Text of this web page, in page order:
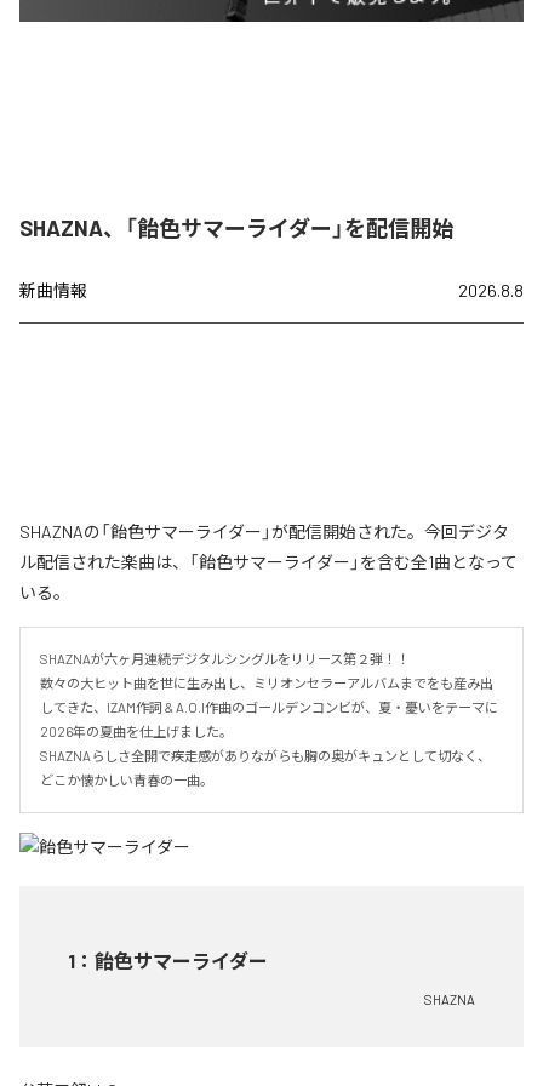
SHAZNA、「飴色サマーライダー」を配信開始
新曲情報 2026.8.8
SHAZNAの「飴色サマーライダー」が配信開始された。今回デジタ
ル配信された楽曲は、「飴色サマーライダー」を含む全1曲となって
いる。
SHAZNAが六ヶ月連続デジタルシングルをリリース第２弾！！
数々の大ヒット曲を世に生み出し、ミリオンセラーアルバムまでをも産み出
してきた、IZAM作詞 & A.O.I作曲のゴールデンコンビが、夏・憂いをテーマに
2026年の夏曲を仕上げました。
SHAZNAらしさ全開で疾走感がありながらも胸の奥がキュンとして切なく、
どこか懐かしい青春の一曲。
1 ： 飴色サマーライダー
SHAZNA